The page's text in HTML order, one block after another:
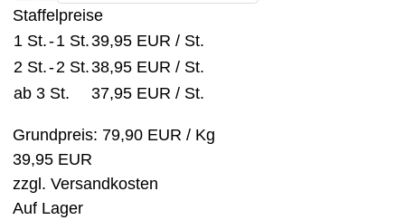
Staffelpreise
1 St.-1 St.39,95 EUR / St.
2 St.-2 St.38,95 EUR / St.
ab 3 St.
37,95 EUR / St.
Grundpreis: 79,90 EUR / Kg
39,95 EUR
zzgl. Versandkosten
Auf Lager